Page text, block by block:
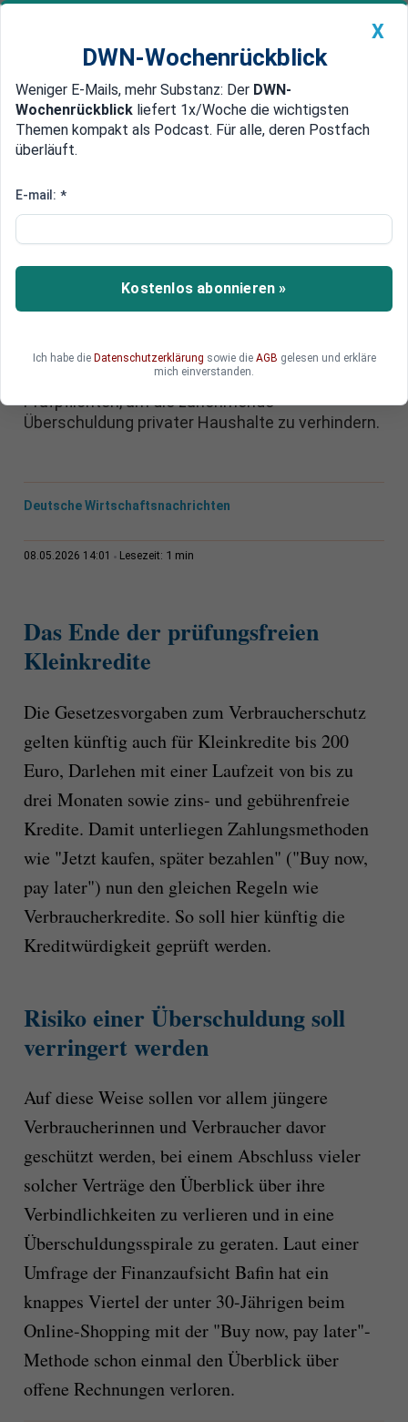
Newsticker MEIN DWN: Geldanlage Premium
Edelmetalle DWN-Magazin China
Strengere Regeln für "Buy Now,
Reform des Kreditrechts
Verbraucherschutz im Fokus: Die Länderkammer
hat schärferen Vorschriften für Kredite
und beliebte Bezahldienste wie „Jetzt kaufen,
später bezahlen“ gelten künftig strenge
Prüfpflichten, um die zunehmende
Überschuldung privater Haushalte zu verhindern.
Deutsche Wirtschaftsnachrichten
08.05.2026 14:01 Lesezeit: 1 min
Das Ende der prüfungsfreien
Kleinkredite
Die Gesetzesvorgaben zum Verbraucherschutz
gelten künftig auch für Kleinkredite bis 200
Euro, Darlehen mit einer Laufzeit von bis zu
drei Monaten sowie zins- und gebührenfreie
Kredite. Damit unterliegen Zahlungsmethoden
wie "Jetzt kaufen, später bezahlen" ("Buy now,
pay later") nun den gleichen Regeln wie
Verbraucherkredite. So soll hier künftig die
Kreditwürdigkeit geprüft werden.
Risiko einer Überschuldung soll
verringert werden
Auf diese Weise sollen vor allem jüngere
Verbraucherinnen und Verbraucher davor
geschützt werden, bei einem Abschluss vieler
solcher Verträge den Überblick über ihre
Verbindlichkeiten zu verlieren und in eine
Überschuldungsspirale zu geraten. Laut einer
Umfrage der Finanzaufsicht Bafin hat ein
knappes Viertel der unter 30-Jährigen beim
Online-Shopping mit der "Buy now, pay later"-
Methode schon einmal den Überblick über
offene Rechnungen verloren.
X
DWN-Wochenrückblick
Weniger E-Mails, mehr Substanz: Der DWN-
Wochenrückblick liefert 1x/Woche die wichtigsten
Themen kompakt als Podcast. Für alle, deren Postfach
überläuft.
E-mail: *
Kostenlos abonnieren »
Ich habe die Datenschutzerklärung sowie die AGB gelesen und erkläre
mich einverstanden.